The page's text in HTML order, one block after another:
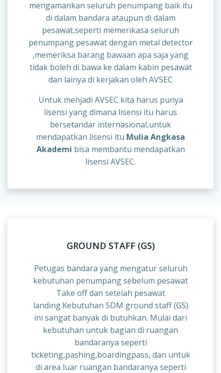
mengamankan seluruh penumpang baik itu
di dalam bandara ataupun di dalam
pesawat,seperti memerikasa seluruh
penumpang pesawat dengan metal detector
,memeriksa barang bawaan apa saja yang
tidak boleh di bawa ke dalam kabin pesawat
dan lainya di kerjakan oleh AVSEC
Untuk menjadi AVSEC kita harus punya
lisensi yang dimana lisensi itu harus
bersetandar internasional,untuk
mendapatkan lisensi itu Mulia Angkasa
Akademi bisa membantu mendapatkan
lisensi AVSEC.
GROUND STAFF (GS)
Petugas bandara yang mengatur seluruh
kebutuhan penumpang sebelum pesawat
Take off dan setelah pesawat
landing.Kebutuhan SDM ground staff (GS)
ini sangat banyak di butuhkan. Mulai dari
kebutuhan untuk bagian di ruangan
bandaranya seperti
ticketing,pashing,boardingpass, dan untuk
di area luar ruangan bandaranya seperti